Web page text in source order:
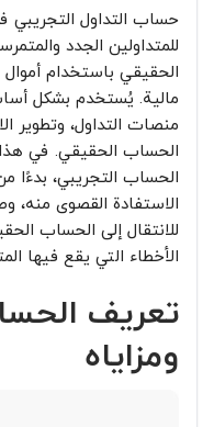
حساب التداول التجريبي
للمتداولين الجدد
الحقيقي باستخدام
مالية. يُستخدم بشكل
منصات التداول، وتطوير
الحساب الحقيقي. في
الحساب التجريبي، بدءًا
الاستفادة القصوى منه،
للانتقال إلى الحساب
الأخطاء التي يقع فيها
تعريف
ومزاياه